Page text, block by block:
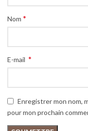
Nom *
E-mail *
Enregistrer mon nom,
pour mon prochain